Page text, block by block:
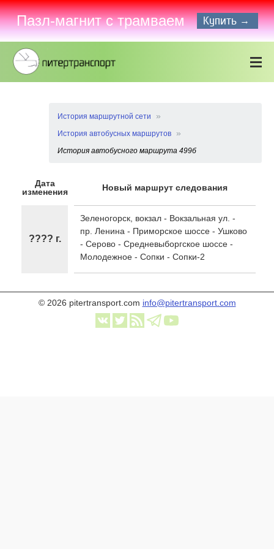
Пазл-магнит с трамваем Купить →
История маршрутной сети
История автобусных маршрутов
История автобусного маршрута 499б
Дата
изменения
Новый маршрут следования
???? г.
Зеленогорск, вокзал - Вокзальная ул. -
пр. Ленина - Приморское шоссе - Ушково
- Серово - Средневыборгское шоссе -
Молодежное - Сопки - Сопки-2
© 2026 pitertransport.com info@pitertransport.com